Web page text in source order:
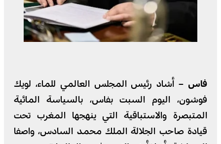
فاس –أشاد رئيس المجلس العالمي للماء، لويك
فوشون، اليوم السبت بفاس، بالسياسة المائية
المتبصرة والاستباقية التي ينهجها المغرب تحت
قيادة صاحب الجلالة الملك محمد السادس، واصفا